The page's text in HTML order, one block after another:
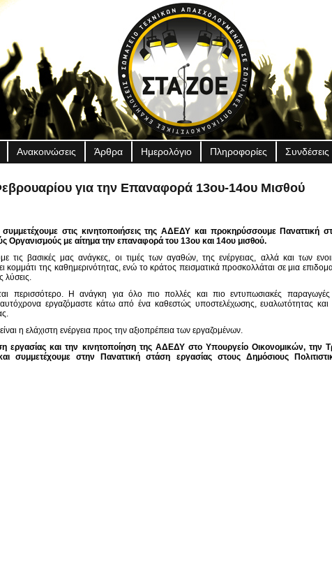
Ανακοινώσεις Άρθρα Ημερολόγιο Πληροφορίες Συνδέσεις
για την Επαναφορά 13ου-14ου Μισθού
στις κινητοποιήσεις της ΑΔΕΔΥ και προκηρύσσουμε Παναττική
Οργανισμούς με αίτημα την επαναφορά του 13ου και 14ου μισθού.
βασικές μας ανάγκες, οι τιμές των αγαθών, της ενέργειας, αλλά και των
κομμάτι της καθημερινότητας, ενώ το κράτος πεισματικά προσκολλάται σε μια
λύσεις.
περισσότερο. Η ανάγκη για όλο πιο πολλές και πιο εντυπωσιακές παραγωγές
εργαζόμαστε κάτω από ένα καθεστώς υποστελέχωσης, ευαλωτότητας
η ελάχιστη ενέργεια προς την αξιοπρέπεια των εργαζομένων.
εργασίας και την κινητοποίηση της ΑΔΕΔΥ στο Υπουργείο Οικονομικών, την
συμμετέχουμε στην Παναττική στάση εργασίας στους Δημόσιους